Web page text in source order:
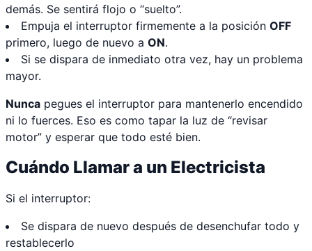
demás. Se sentirá flojo o “suelto”.
Empuja el interruptor firmemente a la posición OFF
primero, luego de nuevo a ON.
Si se dispara de inmediato otra vez, hay un problema
mayor.
Nunca pegues el interruptor para mantenerlo encendido
ni lo fuerces. Eso es como tapar la luz de “revisar
motor” y esperar que todo esté bien.
Cuándo Llamar a un Electricista
Si el interruptor:
Se dispara de nuevo después de desenchufar todo y
restablecerlo